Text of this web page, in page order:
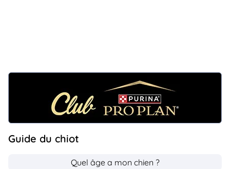
Guide du chiot
Quel âge a mon chien ?